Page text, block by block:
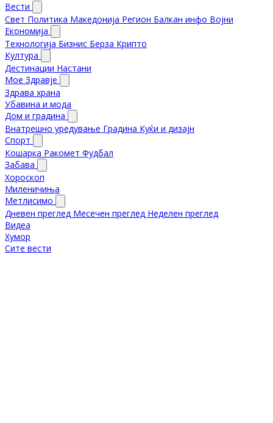
Вести
Свет Политика Македонија Регион Балкан инфо Војни
Економија
Технологија Бизнис Берза Крипто
Култура
Дестинации Настани
Мое Здравје
Здрава храна
Убавина и мода
Дом и градина
Внатрешно уредување Градина Куќи и дизајн
Спорт
Кошарка Ракомет Фудбал
Забава
Хороскоп
Миленичиња
Метлисимо
Дневен преглед Месечен преглед Неделен преглед
Видеа
Хумор
Сите вести